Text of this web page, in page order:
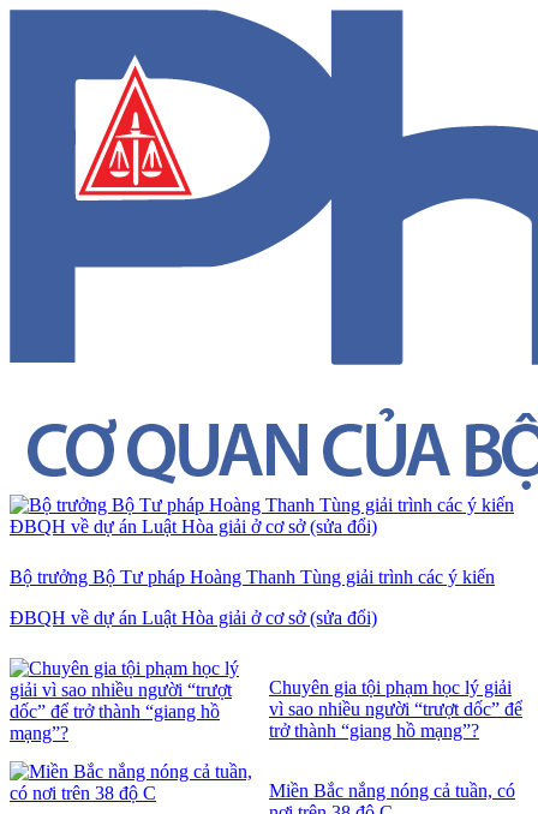
Bộ trưởng Bộ Tư pháp Hoàng Thanh Tùng giải trình các ý kiến
ĐBQH về dự án Luật Hòa giải ở cơ sở (sửa đổi)
Chuyên gia tội phạm học lý giải
vì sao nhiều người “trượt dốc” để
trở thành “giang hồ mạng”?
Miền Bắc nắng nóng cả tuần, có